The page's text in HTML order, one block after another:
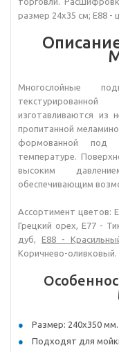
размер 24х35 см; E88 -
Многослойные
изготавливаются из
пропитанной
формованной под
температуре.
высоким
обеспечивающим
Ассортимент цветов:
Грецкий орех, Е77 -
дуб, Е88 -
Коричнево-оливковый.
Размер: 240х350 мм.
Подходят для